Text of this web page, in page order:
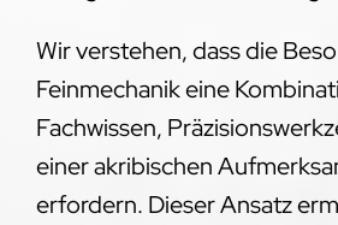
Wir verstehen, dass die
Feinmechanik eine
Fachwissen,
einer akribischen
erfordern. Dieser Ansatz